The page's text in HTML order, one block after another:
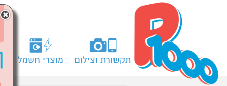
תקשורת וצילום מוצרי חשמל
×